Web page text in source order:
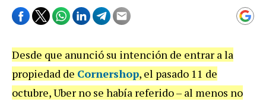
Desde que anunció su intención de entrar a la
propiedad de Cornershop, el pasado 11 de
octubre, Uber no se había referido – al menos no